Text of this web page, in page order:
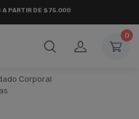
Y 18 CUOTAS FIJAS !
0
Corporal